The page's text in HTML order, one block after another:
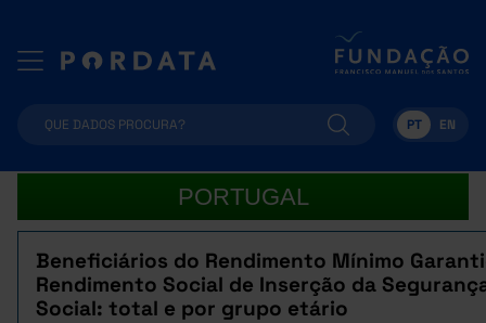
PT EN
PORTUGAL
Beneficiários do Rendimento Mínimo
Rendimento Social de Inserção da
Social: total e por grupo etário